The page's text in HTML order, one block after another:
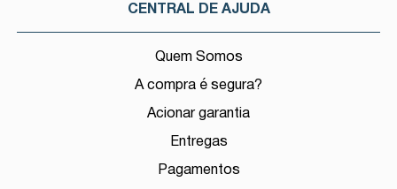
CENTRAL DE AJUDA
Quem Somos
A compra é segura?
Acionar garantia
Entregas
Pagamentos